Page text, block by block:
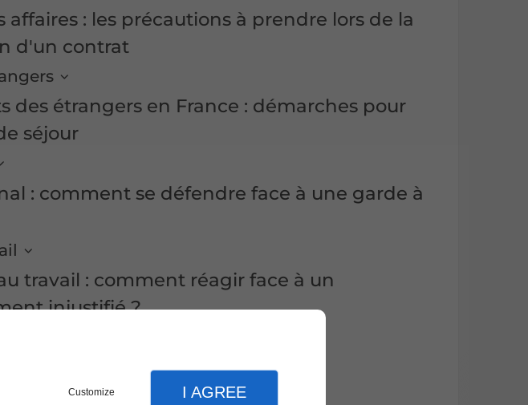
Customize I AGREE
affaires : les précautions à prendre lors de la
d'un contrat
des étrangers en France : démarches pour
séjour
: comment se défendre face à une garde à
travail : comment réagir face à un
injustifié ?